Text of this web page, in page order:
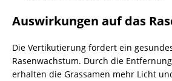
Auswirkungen auf das
Die Vertikutierung fördert ein
Rasenwachstum. Durch die
erhalten die Grassamen mehr Licht